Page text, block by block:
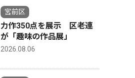
宮前区
力作350点を展示 区老連
が「趣味の作品展」
2026.08.06